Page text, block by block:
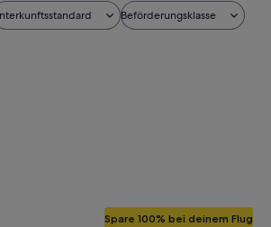
Beförderungsklasse
Spare 100% bei deinem Flug